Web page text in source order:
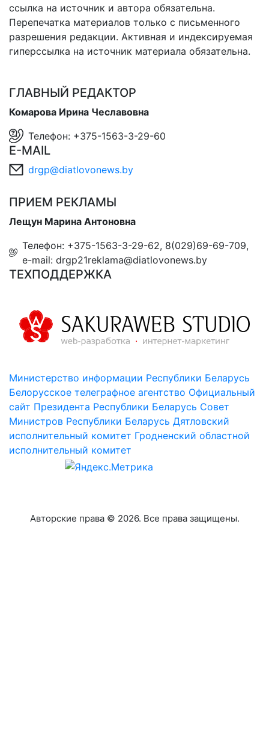
ссылка на источник и автора обязательна.
Перепечатка материалов только с письменного
разрешения редакции. Активная и индексируемая
гиперссылка на источник материала обязательна.
ГЛАВНЫЙ РЕДАКТОР
Комарова Ирина Чеславовна
Телефон: +375-1563-3-29-60
E-MAIL
drgp@diatlovonews.by
ПРИЕМ РЕКЛАМЫ
Лещун Марина Антоновна
Телефон: +375-1563-3-29-62, 8(029)69-69-709,
e-mail: drgp21reklama@diatlovonews.by
ТЕХПОДДЕРЖКА
Министерство информации Республики Беларусь
Белорусское телеграфное агентство Официальный
сайт Президента Республики Беларусь Совет
Министров Республики Беларусь Дятловский
исполнительный комитет Гродненский областной
исполнительный комитет
Авторские права © 2026. Все права защищены.